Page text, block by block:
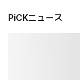
PiCKニュース